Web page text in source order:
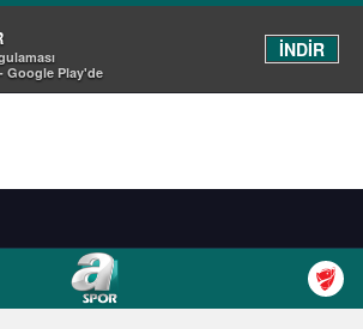
Google Play'de
İNDİR